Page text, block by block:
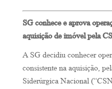
SG conhece e aprova
aquisição de imóvel pela
A SG decidiu conhecer
consistente na aquisição,
Siderúrgica Nacional